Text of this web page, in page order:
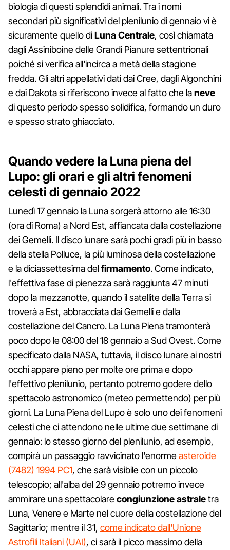
biologia di questi splendidi animali. Tra i nomi
secondari più significativi del plenilunio di gennaio vi è
sicuramente quello diLuna Centrale, così chiamata
dagli Assiniboine delle Grandi Pianure settentrionali
poiché si verifica all'incirca a metà della stagione
fredda. Gli altri appellativi dati dai Cree, dagli Algonchini
e dai Dakota si riferiscono invece al fatto che laneve
di questo periodo spesso solidifica, formando un duro
e spesso strato ghiacciato.
Quando vedere la Luna piena del
Lupo: gli orari e gli altri fenomeni
celesti di gennaio 2022
Lunedì 17 gennaio la Luna sorgerà attorno alle 16:30
(ora di Roma) a Nord Est, affiancata dalla costellazione
dei Gemelli. Il disco lunare sarà pochi gradi più in basso
della stella Polluce, la più luminosa della costellazione
e la diciassettesima delfirmamento. Come indicato,
l'effettiva fase di pienezza sarà raggiunta 47 minuti
dopo la mezzanotte, quando il satellite della Terra si
troverà a Est, abbracciata dai Gemelli e dalla
costellazione del Cancro. La Luna Piena tramonterà
poco dopo le 08:00 del 18 gennaio a Sud Ovest. Come
specificato dalla NASA, tuttavia, il disco lunare ai nostri
occhi appare pieno per molte ore prima e dopo
l'effettivo plenilunio, pertanto potremo godere dello
spettacolo astronomico (meteo permettendo) per più
giorni. La Luna Piena del Lupo è solo uno dei fenomeni
celesti che ci attendono nelle ultime due settimane di
gennaio: lo stesso giorno del plenilunio, ad esempio,
compirà un passaggio ravvicinato l'enormeasteroide
(7482) 1994 PC1, che sarà visibile con un piccolo
telescopio; all'alba del 29 gennaio potremo invece
ammirare una spettacolarecongiunzione astraletra
Luna, Venere e Marte nel cuore della costellazione del
Sagittario; mentre il 31, come indicato dall'Unione
Astrofili Italiani (UAI), ci sarà il picco massimo della